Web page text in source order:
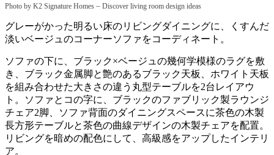
Photo by K2 Signature Homes – Discover living room design ideas
グレーがかった明るい床のリビングダイニングに、くすんだ
淡いベージュのコーナーソファをコーディネート。
ソファの下に、ブラック×ベージュの幾何学模様のラグを敷
き、ブラック金属脚と艶のあるブラック天板、ホワイト天板
を組み合わせた大きさの違う丸型テーブルを2台レイアウ
ト。ソファとコの字に、ブラックのファブリック製ラウンジ
チェア2脚、ソファ背面のダイニングスペースに茶色の木製
長方形テーブルと茶色の曲線デザインの木製チェアを配置。
リビングを暗めの配色にして、高級感をアップしたインテリ
ア。